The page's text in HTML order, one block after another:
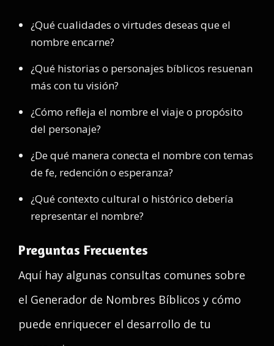
¿Qué cualidades o virtudes deseas que el
nombre encarne?
¿Qué historias o personajes bíblicos resuenan
más con tu visión?
¿Cómo refleja el nombre el viaje o propósito
del personaje?
¿De qué manera conecta el nombre con temas
de fe, redención o esperanza?
¿Qué contexto cultural o histórico debería
representar el nombre?
Preguntas Frecuentes
Aquí hay algunas consultas comunes sobre
el Generador de Nombres Bíblicos y cómo
puede enriquecer el desarrollo de tu